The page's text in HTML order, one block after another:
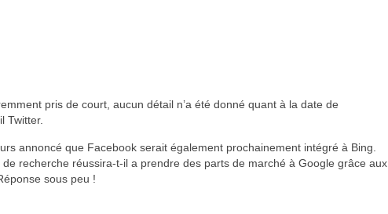
pris de court, aucun détail n’a été donné quant à la date de
Twitter.
annoncé que Facebook serait également prochainement intégré à Bing.
recherche réussira-t-il a prendre des parts de marché à Google grâce aux
sous peu !